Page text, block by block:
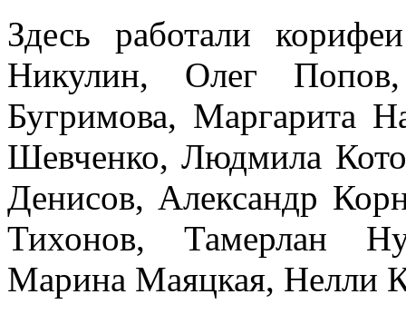
Здесь работали
Никулин, Олег
Бугримова, Маргарита
Шевченко, Людмила
Денисов, Александр
Тихонов, Тамерлан
Марина Маяцкая, Нелли